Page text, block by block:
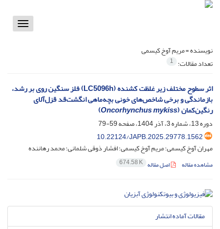
Toggle
نویسنده =مریم آوخ کیسمی
تعداد مقالات: 1
اثر سطوح مختلف زیر غلظت کشنده (LC5096h) فلز سنگین روی بر رشد،
بازماندگی و برخی شاخص‌های خونی بچه‌ماهی انگشت‌قد قزل‌آلای
رنگین‌کمان (Oncorhynchus mykiss
)
دوره 13، شماره 3، آذر 1404، صفحه
59-79
10.22124/JAPB.2025.29778.1562
مهران آوخ کیسمی؛ مریم آوخ کیسمی؛ افشار ذوقی شلمانی؛ محمد رهاننده
مشاهده مقاله اصل مقاله 674.58 K
مقالات آماده انتشار